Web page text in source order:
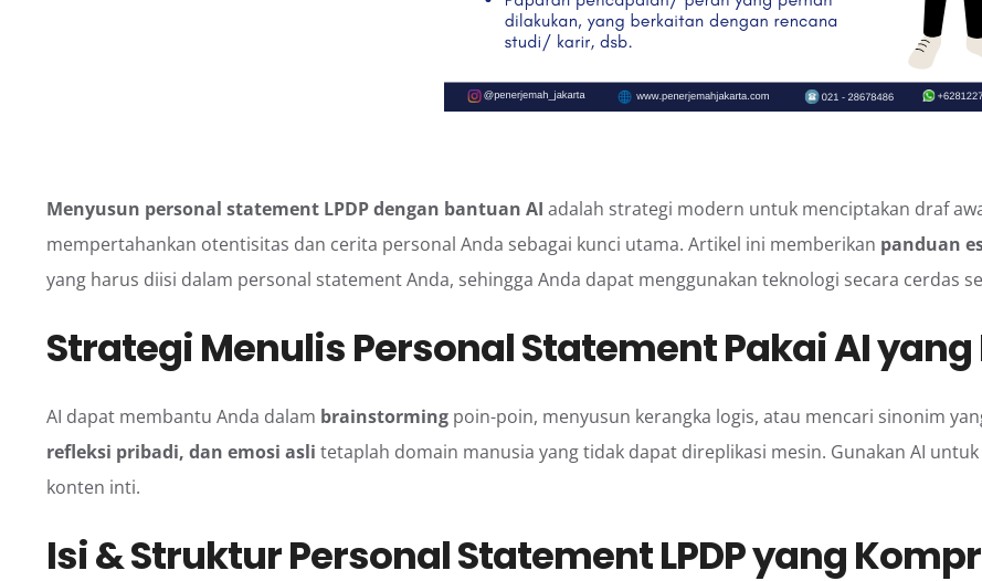
Menyusun personal statement LPDP dengan bantuan AI adalah strategi modern untuk menciptakan draf
mempertahankan otentisitas dan cerita personal Anda sebagai kunci utama. Artikel ini memberikan panduan
yang harus diisi dalam personal statement Anda, sehingga Anda dapat menggunakan teknologi secara cerdas
Strategi Menulis Personal Statement Pakai AIyang
AI dapat membantu Anda dalam brainstorming poin-poin, menyusun kerangka logis, atau mencari sinonim
refleksi pribadi, dan emosi asli tetaplah domain manusia yang tidak dapat direplikasi mesin. Gunakan AI
konten inti.
Isi & Struktur Personal Statement LPDP yang